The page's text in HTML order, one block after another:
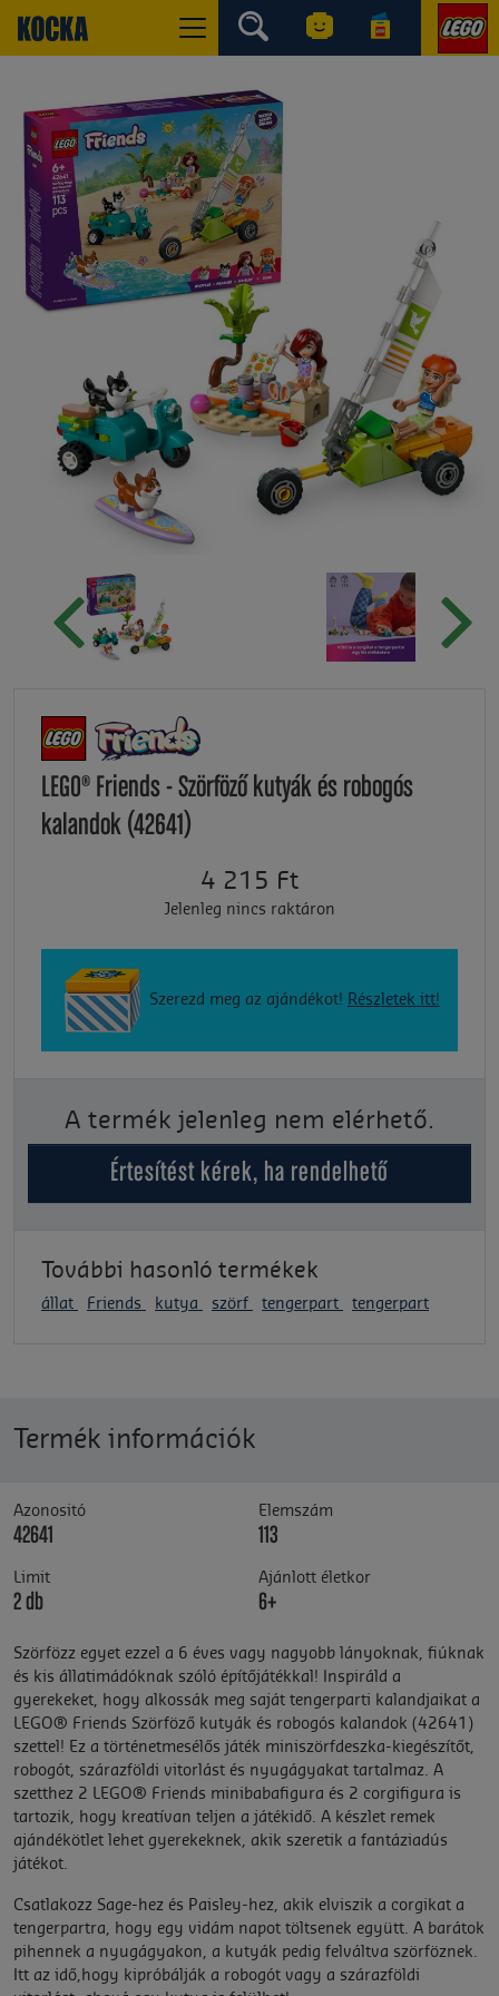
LEGO® Friends - Szörföző kutyák és robogós
kalandok (42641)
4 215 Ft
Jelenleg nincs raktáron
Szerezd meg az ajándékot! Részletek itt!
A termék jelenleg nem elérhető.
Értesítést kérek, ha rendelhető
További hasonló termékek
állat Friends kutya szörf tengerpart tengerpart
Termék információk
Azonositó
42641
Elemszám
113
Limit
2 db
Ajánlott életkor
6+
Szörfözz egyet ezzel a 6 éves vagy nagyobb lányoknak, fiúknak
és kis állatimádóknak szóló építőjátékkal! Inspiráld a
gyerekeket, hogy alkossák meg saját tengerparti kalandjaikat a
LEGO® Friends Szörföző kutyák és robogós kalandok (42641)
szettel! Ez a történetmesélős játék miniszörfdeszka-kiegészítőt,
robogót, szárazföldi vitorlást és nyugágyakat tartalmaz. A
szetthez 2 LEGO® Friends minibabafigura és 2 corgifigura is
tartozik, hogy kreatívan teljen a játékidő. A készlet remek
ajándékötlet lehet gyerekeknek, akik szeretik a fantáziadús
játékot.
Csatlakozz Sage-hez és Paisley-hez, akik elviszik a corgikat a
tengerpartra, hogy egy vidám napot töltsenek együtt. A barátok
pihennek a nyugágyakon, a kutyák pedig felváltva szörföznek.
Itt az idő,hogy kipróbálják a robogót vagy a szárazföldi